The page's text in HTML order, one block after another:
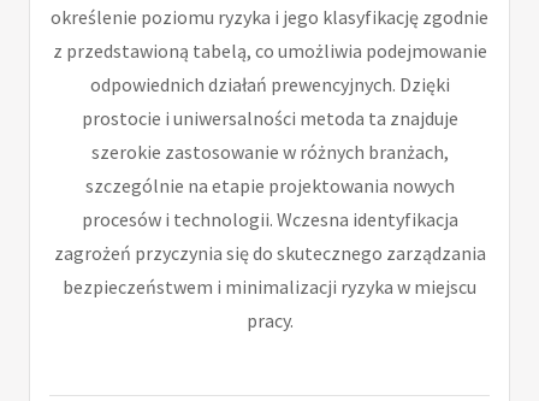
określenie poziomu ryzyka i jego klasyfikację zgodnie
z przedstawioną tabelą, co umożliwia podejmowanie
odpowiednich działań prewencyjnych. Dzięki
prostocie i uniwersalności metoda ta znajduje
szerokie zastosowanie w różnych branżach,
szczególnie na etapie projektowania nowych
procesów i technologii. Wczesna identyfikacja
zagrożeń przyczynia się do skutecznego zarządzania
bezpieczeństwem i minimalizacji ryzyka w miejscu
pracy.